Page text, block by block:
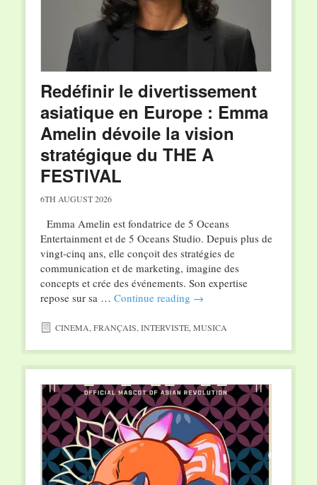
Redéfinir le divertissement
asiatique en Europe : Emma
Amelin dévoile la vision
stratégique du THE A
FESTIVAL
6TH AUGUST 2026
Emma Amelin est fondatrice de 5 Oceans
Entertainment et de 5 Oceans Studio. Depuis plus de
vingt-cinq ans, elle conçoit des stratégies de
communication et de marketing, imagine des
concepts et crée des événements. Son expertise
repose sur sa … Continue reading →
CINEMA FRANÇAIS INTERVISTE, MUSICA